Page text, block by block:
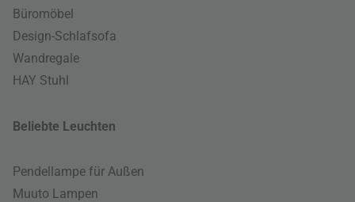
Büromöbel
Design-Schlafsofa
Wandregale
HAY Stuhl
Beliebte Leuchten
Pendellampe für Außen
Muuto Lampen